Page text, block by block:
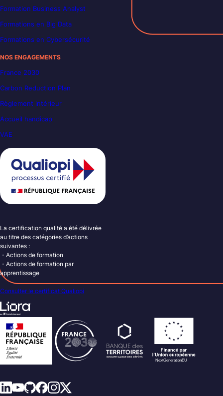
Formation Business Analyst
Formations en Big Data
Formations en Cybersécurité
NOS ENGAGEMENTS
France 2030
Carbon Reduction Plan
Règlement intérieur
Accueil handicap
VAE
La certification qualité a été délivrée
au titre des catégories d’actions
suivantes :
・Actions de formation
・Actions de formation par
apprentissage
Consulter le certificat Qualiopi